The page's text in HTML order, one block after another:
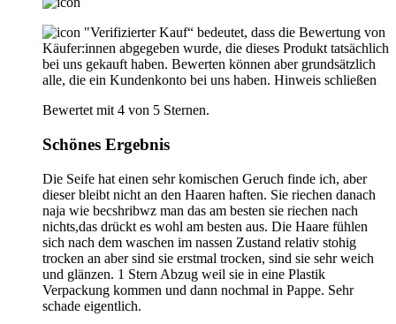
"Verifizierter Kauf“ bedeutet, dass die Bewertung von
Käufer:innen abgegeben wurde, die dieses Produkt tatsächlich
bei uns gekauft haben. Bewerten können aber grundsätzlich
alle, die ein Kundenkonto bei uns haben. Hinweis schließen
Bewertet mit 4 von 5 Sternen.
Schönes Ergebnis
Die Seife hat einen sehr komischen Geruch finde ich, aber
dieser bleibt nicht an den Haaren haften. Sie riechen danach
naja wie becshribwz man das am besten sie riechen nach
nichts,das drückt es wohl am besten aus. Die Haare fühlen
sich nach dem waschen im nassen Zustand relativ stohig
trocken an aber sind sie erstmal trocken, sind sie sehr weich
und glänzen. 1 Stern Abzug weil sie in eine Plastik
Verpackung kommen und dann nochmal in Pappe. Sehr
schade eigentlich.